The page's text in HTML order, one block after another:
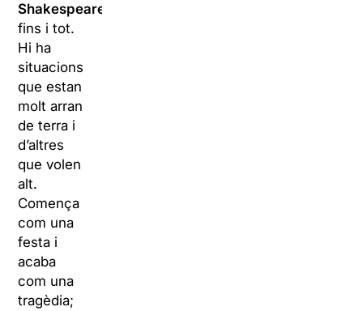
Shakespeare
fins i tot.
Hi ha
situacions
que estan
molt arran
de terra i
d’altres
que volen
alt.
Comença
com una
festa i
acaba
com una
tragèdia;